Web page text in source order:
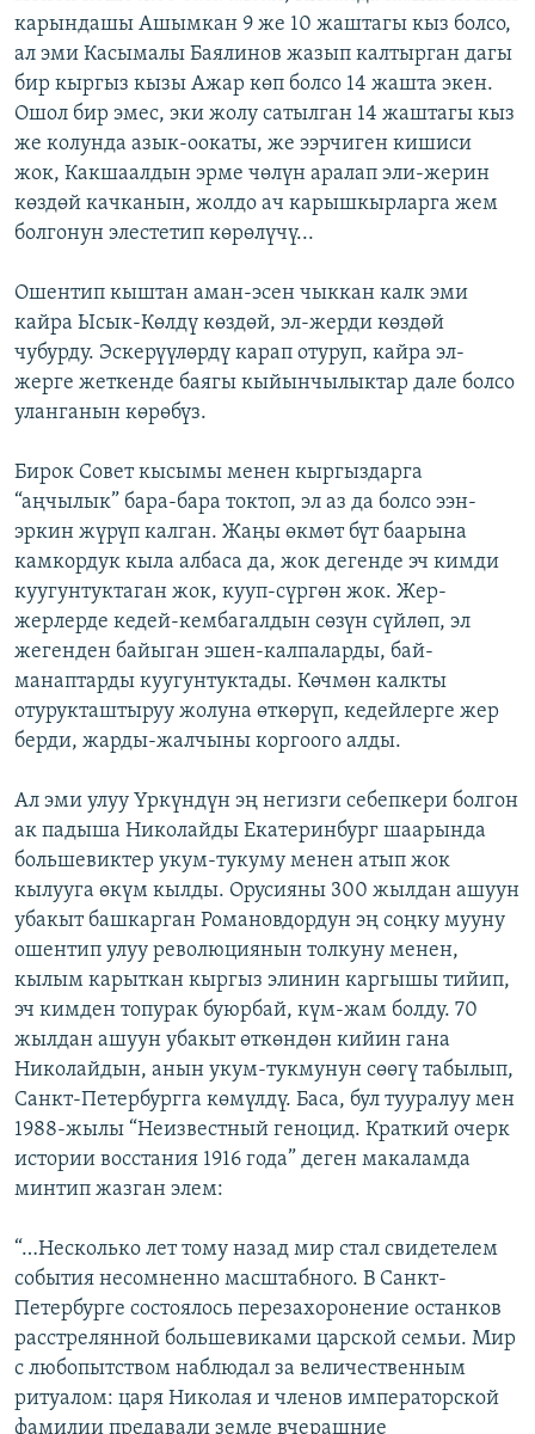
карындашы Ашымкан 9 же 10 жаштагы кыз болсо,
ал эми Касымалы Баялинов жазып калтырган дагы
бир кыргыз кызы Ажар көп болсо 14 жашта экен.
Ошол бир эмес, эки жолу сатылган 14 жаштагы кыз
же колунда азык-оокаты, же ээрчиген кишиси
жок, Какшаалдын эрме чөлүн аралап эли-жерин
көздөй качканын, жолдо ач карышкырларга жем
болгонун элестетип көрөлүчү...
Ошентип кыштан аман-эсен чыккан калк эми
кайра Ысык-Көлдү көздөй, эл-жерди көздөй
чубурду. Эскерүүлөрдү карап отуруп, кайра эл-
жерге жеткенде баягы кыйынчылыктар дале болсо
уланганын көрөбүз.
Бирок Совет кысымы менен кыргыздарга
“аңчылык” бара-бара токтоп, эл аз да болсо ээн-
эркин жүрүп калган. Жаңы өкмөт бүт баарына
камкордук кыла албаса да, жок дегенде эч кимди
куугунтуктаган жок, кууп-сүргөн жок. Жер-
жерлерде кедей-кембагалдын сөзүн сүйлөп, эл
жегенден байыган эшен-калпаларды, бай-
манаптарды куугунтуктады. Көчмөн калкты
отурукташтыруу жолуна өткөрүп, кедейлерге жер
берди, жарды-жалчыны коргоого алды.
Ал эми улуу Үркүндүн эң негизги себепкери болгон
ак падыша Николайды Екатеринбург шаарында
большевиктер укум-тукуму менен атып жок
кылууга өкүм кылды. Орусияны 300 жылдан ашуун
убакыт башкарган Романовдордун эң соңку мууну
ошентип улуу революциянын толкуну менен,
кылым карыткан кыргыз элинин каргышы тийип,
эч кимден топурак буюрбай, күм-жам болду. 70
жылдан ашуун убакыт өткөндөн кийин гана
Николайдын, анын укум-тукмунун сөөгү табылып,
Санкт-Петербургга көмүлдү. Баса, бул тууралуу мен
1988-жылы “Неизвестный геноцид. Краткий очерк
истории восстания 1916 года” деген макаламда
минтип жазган элем:
“…Несколько лет тому назад мир стал свидетелем
события несомненно масштабного. В Санкт-
Петербурге состоялось перезахоронение останков
расстрелянной большевиками царской семьи. Мир
с любопытством наблюдал за величественным
ритуалом: царя Николая и членов императорской
фамилии предавали земле вчерашние